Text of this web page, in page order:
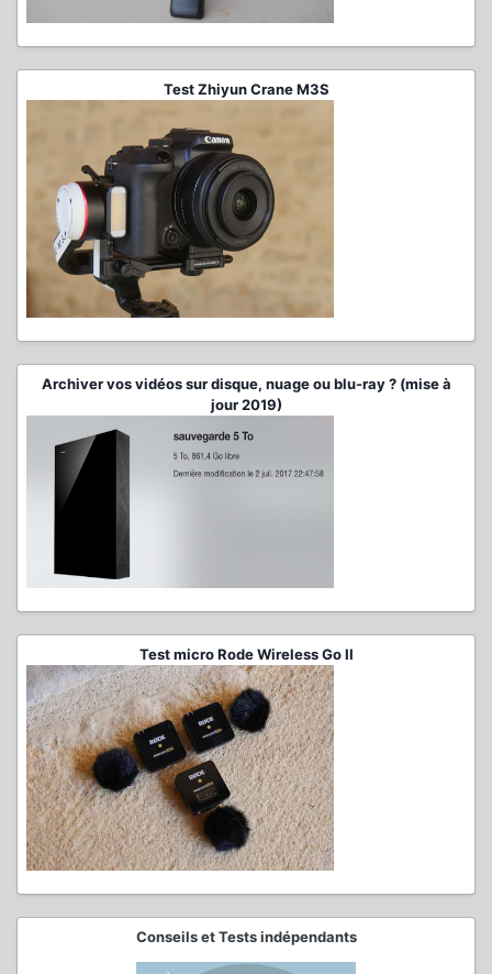
Test Zhiyun Crane M3S
Archiver vos vidéos sur disque, nuage ou blu-ray ? (mise à
jour 2019)
Test micro Rode Wireless Go II
Conseils et Tests indépendants